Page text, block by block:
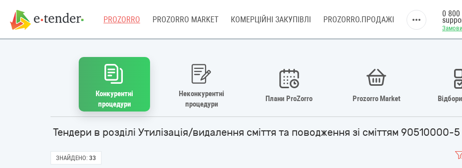
PROZORRO PROZORRO MARKET КОМЕРЦІЙНІ ЗАКУПІВЛІ PROZORRO.ПРОДАЖІ
0
Конкурентні
процедури
Неконкурентні
процедури
Плани ProZorro Prozorro Market
Тендери в розділі Утилізація/видалення сміття та поводження зі сміттям 90510000-5
ЗНАЙДЕНО: 33